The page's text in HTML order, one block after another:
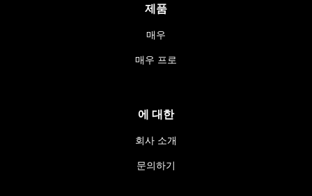
제품
매우
매우 프로
에 대한
회사 소개
문의하기